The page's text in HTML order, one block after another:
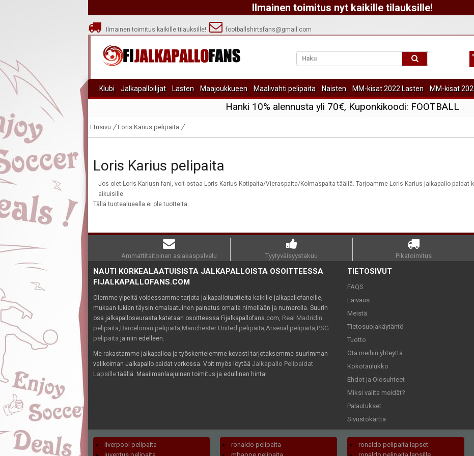
Ilmainen toimitus nyt kaikille tilauksille!
Ilmainen toimitus kaikille tilauksille! footballshirtsfans@gmail.com
Klubi Jalkapalloilijat Lasten Maajoukkueen Maalivahti pelipaita Naisten MM-kisat 2022 Lasten MM-kisat
Hanki 10% alennusta yli 70€, Kuponkikoodi: FOOTBALL
Etusivu Loris Karius pelipaita
Loris Karius pelipaita
Jos olet Loris Kariusn fani, voit ostaa Loris Karius Kotipaita/Vieraspaita/Kolmaspaita täällä. Tarjoamme Loris Karius jalkapallo paidat
aikuisille.
Tällä tuotealueella ei ole tuotteita.
Ammattitaitoinen asiakaspalvelu Tyytyväisyystakuu Pikatoimitus
NAUTI KORKEALAATUISISTA JALKAPALLOISTA OSOITTEESSA
FIJALKAPALLOFANS.COM
Olemme ylpeitä voidessamme tarjota jalkapallotuotteita kaikille jalkapallofaneille,
mukaan lukien täysin omalaatuinen painatus omalla nimellään ja numerolla. Suurin
osa jalkapalloseurasta katetaan osoitteessa Fijalkapallofans.com, Real Madridin
pelipaita,Barcelonan pelipaita,Manchester United pelipaita,Arsenal pelipaita,PSG
pelipaita ja niin edelleen.
Me rakastamme jalkapalloa ja työskentelemme kovasti tarjotaksemme suurimman
valikoiman Jalkapallo paidat verkossa. Voit myös löytää Jalkapallo Pelipaidat
Lapsilletäällä. Maailmanlaajuinen toimitus ja edullinen hinta!
TIETOSIVUT
FAQS
Laivaus
Meistä
Tietosuojakäytäntö
Tuotto
Ota meihin yhteyttä
Kokotaulukko
Ehdot ja Olosuhteet
Miksi valita meidät?
Palautukset
Sivustokartta
liverpool pelipaita
ronaldo pelipaita
ronaldo pelipaita lapset